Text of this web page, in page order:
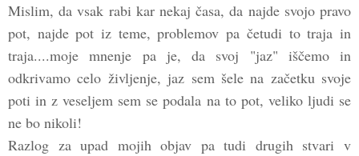
Mislim, da vsak rabi kar nekaj časa, da najde svojo pravo
pot, najde pot iz teme, problemov pa četudi to traja in
traja....moje mnenje pa je, da svoj "jaz" iščemo in
odkrivamo celo življenje, jaz sem šele na začetku svoje
poti in z veseljem sem se podala na to pot, veliko ljudi se
ne bo nikoli!
Razlog za upad mojih objav pa tudi drugih stvari v